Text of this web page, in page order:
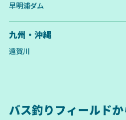
早明浦ダム
九州・沖縄
遠賀川
バス釣りフィールドか